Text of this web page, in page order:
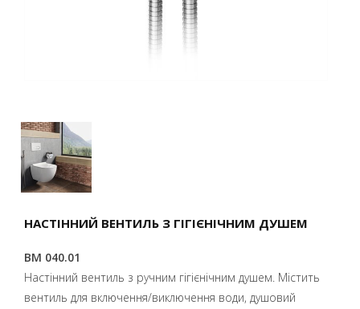
НАСТІННИЙ ВЕНТИЛЬ З ГІГІЄНІЧНИМ ДУШЕМ
BM 040.01
Настінний вентиль з ручним гігієнічним душем. Містить
вентиль для включення/виключення води, душовий